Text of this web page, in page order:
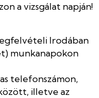
a vizsgálat napján!
Irodában
munkanapokon
telefonszámon,
illetve az